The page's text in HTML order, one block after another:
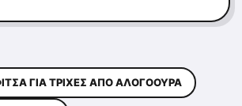
ΓΙΑ ΤΡΊΧΕΣ ΑΠΌ ΑΛΟΓΟΟΥΡΆ